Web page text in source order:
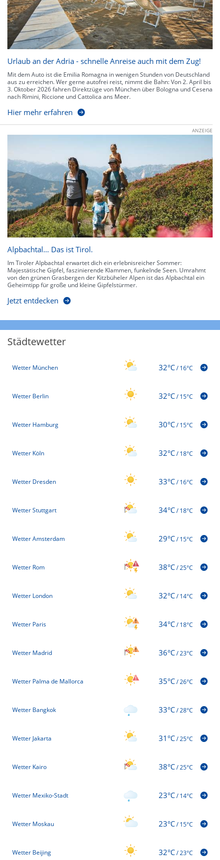
Urlaub an der Adria - schnelle Anreise auch mit dem Zug!
Mit dem Auto ist die Emilia Romagna in wenigen Stunden von Deutschland
aus zu erreichen. Wer gerne autofrei reist, nimmt die Bahn: Von 2. April bis
3. Oktober 2026 fahren Direktzüge von München über Bologna und Cesena
nach Rimini, Riccione und Cattolica ans Meer.
Hier mehr erfahren
ANZEIGE
Alpbachtal… Das ist Tirol.
Im Tiroler Alpbachtal erwartet dich ein erlebnisreicher Sommer:
Majestätische Gipfel, faszinierende Klammen, funkelnde Seen. Umrahmt
von den grünen Grasbergen der Kitzbüheler Alpen ist das Alpbachtal ein
Geheimtipp für große und kleine Gipfelstürmer.
Jetzt entdecken
Städtewetter
Wetter München 32°C/16°C
Wetter Berlin 32°C/15°C
Wetter Hamburg 30°C/15°C
Wetter Köln 32°C/18°C
Wetter Dresden 33°C/16°C
Wetter Stuttgart 34°C/18°C
Wetter Amsterdam 29°C/15°C
Wetter Rom 38°C/25°C
Wetter London 32°C/14°C
Wetter Paris 34°C/18°C
Wetter Madrid 36°C/23°C
Wetter Palma de Mallorca 35°C/26°C
Wetter Bangkok 33°C/28°C
Wetter Jakarta 31°C/25°C
Wetter Kairo 38°C/25°C
Wetter Mexiko-Stadt 23°C/14°C
Wetter Moskau 23°C/15°C
Wetter Beijing 32°C/23°C